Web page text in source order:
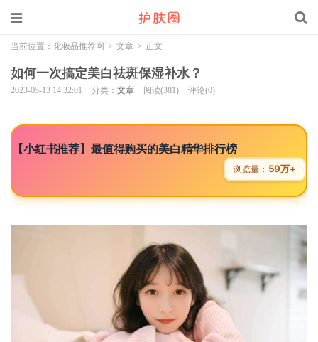
当前位置： 化妆品推荐网 > 文章 > 正文
如何一次搞定美白祛斑保湿补水？
2023-05-13 14:32:01 分类： 文章 阅读(381) 评论(0)
【小红书推荐】最值得购买的美白精华排行榜
浏览量： 59万+